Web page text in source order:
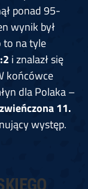
ponad 95-
wynik był
to na tyle
i znalazł się
końcówce
dla Polaka –
11.
występ.